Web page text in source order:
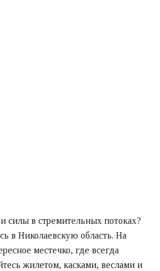
силы в стремительных потоках?
в Николаевскую область. На
местечко, где всегда
жилетом, касками, веслами и